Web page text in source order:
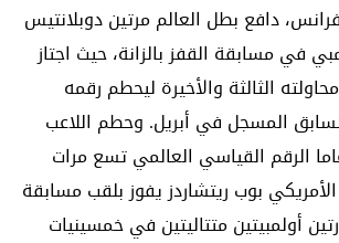
دافع بطل العالم مرتين دوبلانتيس
في مسابقة القفز بالزانة، حيث اجتاز
متر في محاولته الثالثة والأخيرة ليحطم رقمه
المسجل في أبريل. وحطم اللاعب
من العمر 24 عاما الرقم القياسي العالمي تسع مرات
بوب ريتشاردز يفوز بلقب مسابقة
أولمبيتين متتاليتين في خمسينيات